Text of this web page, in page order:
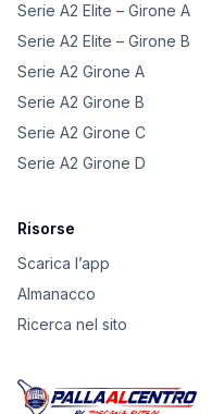
Serie A2 Elite – Girone A
Serie A2 Elite – Girone B
Serie A2 Girone A
Serie A2 Girone B
Serie A2 Girone C
Serie A2 Girone D
Risorse
Scarica l’app
Almanacco
Ricerca nel sito